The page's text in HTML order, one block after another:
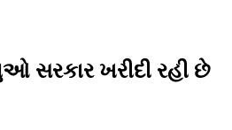
સરકાર ખરીદી રહી છે